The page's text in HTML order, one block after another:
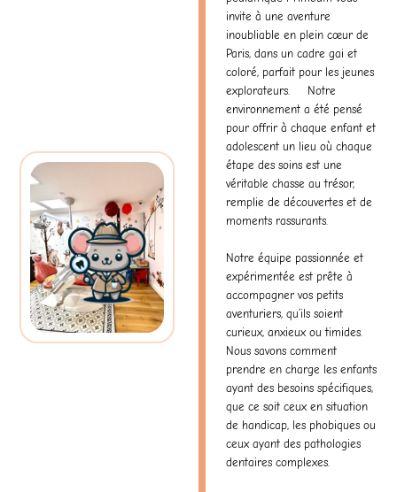
invite à une aventure
inoubliable en plein cœur de
Paris, dans un cadre gai et
coloré, parfait pour les jeunes
explorateurs. Notre
environnement a été pensé
pour offrir à chaque enfant et
adolescent un lieu où chaque
étape des soins est une
véritable chasse au trésor,
remplie de découvertes et de
moments rassurants.
Notre équipe passionnée et
expérimentée est prête à
accompagner vos petits
aventuriers, qu’ils soient
curieux, anxieux ou timides.
Nous savons comment
prendre en charge les enfants
ayant des besoins spécifiques,
que ce soit ceux en situation
de handicap, les phobiques ou
ceux ayant des pathologies
dentaires complexes.